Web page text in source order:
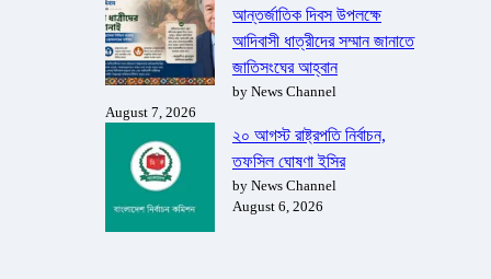
আন্তর্জাতিক দিবস উপলক্ষে
আদিবাসী ধাত্রীদের সম্মান জানাতে
জাতিসংঘের আহ্বান
by News Channel
August 7, 2026
২০ আগস্ট রাষ্ট্রপতি নির্বাচন,
তফসিল ঘোষণা ইসির
by News Channel
August 6, 2026